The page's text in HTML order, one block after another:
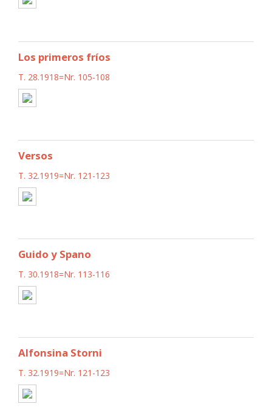
Los primeros fríos
T. 28.1918=Nr. 105-108
Versos
T. 32.1919=Nr. 121-123
Guido y Spano
T. 30.1918=Nr. 113-116
Alfonsina Storni
T. 32.1919=Nr. 121-123